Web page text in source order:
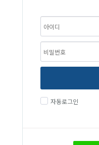
자동로그인